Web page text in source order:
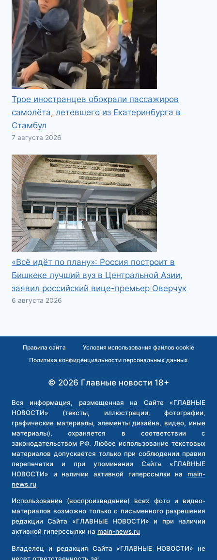
Трое иностранцев обокрали пассажиров
самолёта, летевшего из Екатеринбурга в
Стамбул
7 августа 2026
«Всё идёт по плану»: Россия построит в
Бишкеке лучший вуз в Центральной Азии,
заявил российский вице-премьер Оверчук
6 августа 2026
Правила сайта
Условия использования файлов cookie
Политика конфиденциальности персональных данных
© 2026 Главные новости 18+
Вся информация, размещенная на Сайте «ГЛАВНЫЕ
НОВОСТИ» (тексты, иллюстрации, фотографии,
графические материалы, элементы дизайна, видео, иные
материалы), охраняется в соответствии с
законодательством РФ. Любое использование текстовых
материалов допускается только при соблюдении правил
перепечатки и при упоминании Сайта «ГЛАВНЫЕ
НОВОСТИ» и наличии активной гиперссылки на main-
news.ru
Использование (воспроизведение) всех фото и видео-
материалов возможно только с письменного разрешения
редакции Сайта «ГЛАВНЫЕ НОВОСТИ» и при наличии
активной гиперссылки на main-news.ru
Владелец и редакция Сайта «ГЛАВНЫЕ НОВОСТИ» не
несет ответственность за: